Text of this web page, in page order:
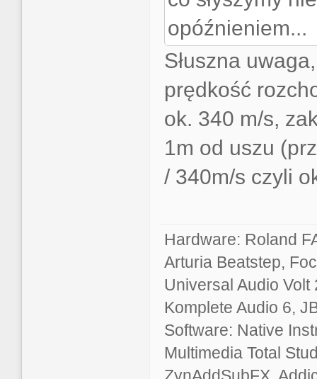
opóźnieniem...
Słuszna
prędkość
ok. 340 m/s,
1m od uszu
/ 340m/s czyli
Hardware: Roland
Arturia Beatstep,
Universal Audio
Komplete Audio 6,
Software: Native
Multimedia Total